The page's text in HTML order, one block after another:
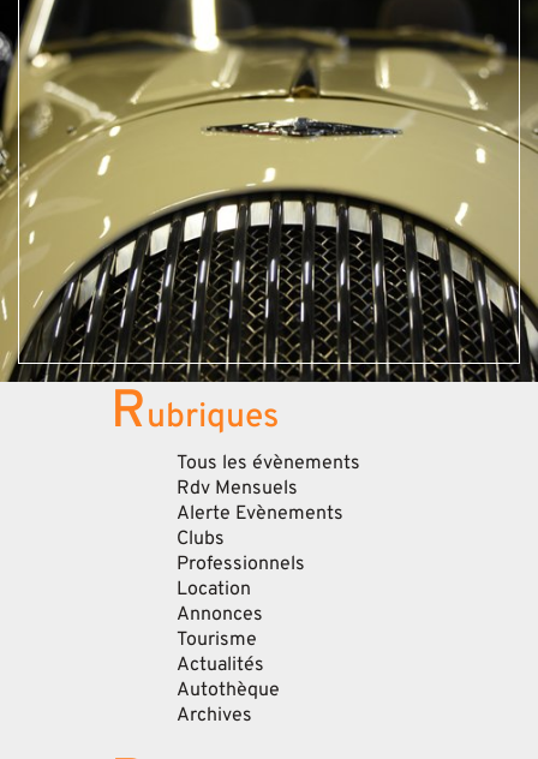
Rubriques
Tous les évènements
Rdv Mensuels
Alerte Evènements
Clubs
Professionnels
Location
Annonces
Tourisme
Actualités
Autothèque
Archives